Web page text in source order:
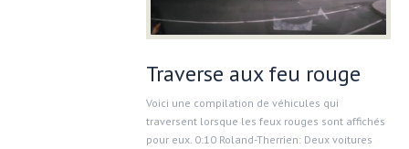
Traverse aux feu rouge
Voici une compilation de véhicules qui
traversent lorsque les feux rouges sont affichés
pour eux. 0:10 Roland-Therrien: Deux voitures